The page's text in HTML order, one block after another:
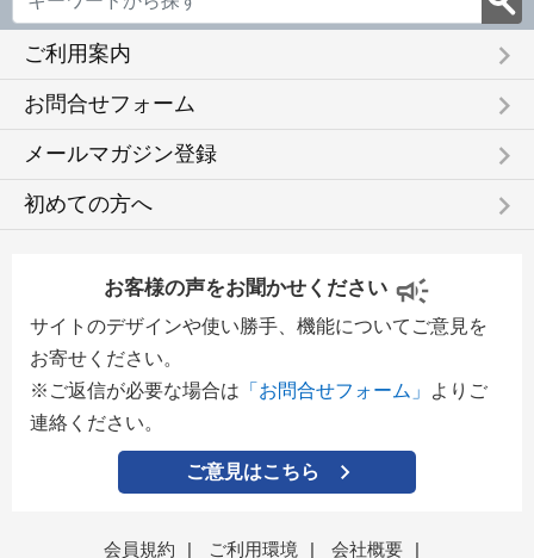
ご利用案内 keyboard_arrow_right
お問合せフォーム keyboard_arrow_right
メールマガジン登録 keyboard_arrow_right
初めての方へ keyboard_arrow_right
お客様の声をお聞かせください
サイトのデザインや使い勝手、機能についてご意見を
お寄せください。
※ご返信が必要な場合は 「お問合せフォーム」
よりご
連絡ください。
ご意見はこちら
会員規約 | ご利用環境 | 会社概要 |